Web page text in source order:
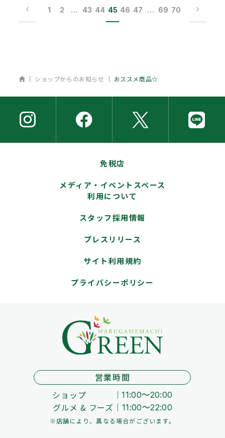
1 2 … 43 44 45 46 47 … 69 70
ホーム
ショップからのお知らせ おススメ商品☆
免税店
メディア・イベントスペース
利用について
スタッフ採用情報
プレスリリース
サイト利用規約
プライバシーポリシー
営業時間
ショップ
11:00～20:00
グルメ & フーズ 11:00～22:00
※店舗により、異なる場合がございます。